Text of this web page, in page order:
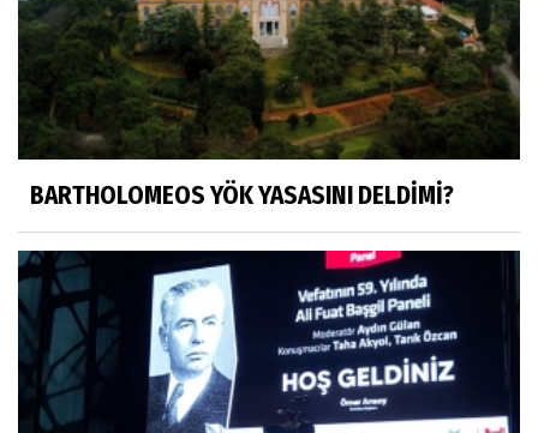
HÜSEYİN MOVİT ABİMİZİN SON
PAYLAŞIMLARI
Prof. Dr. Nevzat Gözaydın
"Bir gecede millet cahil kaldı Alfabemiz
Sosyal medya
Gönenli Mehmet efendi kıssalarından biri
RIZK
Arşiv haberlerimiz
TÜRKİYEYE DEMOKRASI ŞIP DİYE GELMEDİ
BARTHOLOMEOS YÖK YASASINI DELDİMİ?